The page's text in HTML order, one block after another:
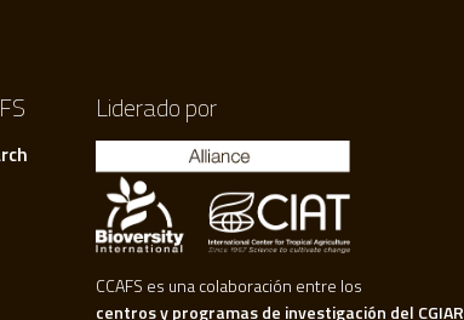
Liderado por
CCAFS es una colaboración entre los
centros y programas de investigación del CGIAR